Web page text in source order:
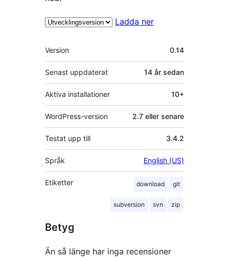
Ladda ner
Meta
Version 0.14
Senast uppdaterat 14 år sedan
Aktiva installationer 10+
WordPress-version 2.7 eller senare
Testat upp till 3.4.2
Språk English (US)
Etiketter download git
subversion svn zip
Betyg
Än så länge har inga recensioner